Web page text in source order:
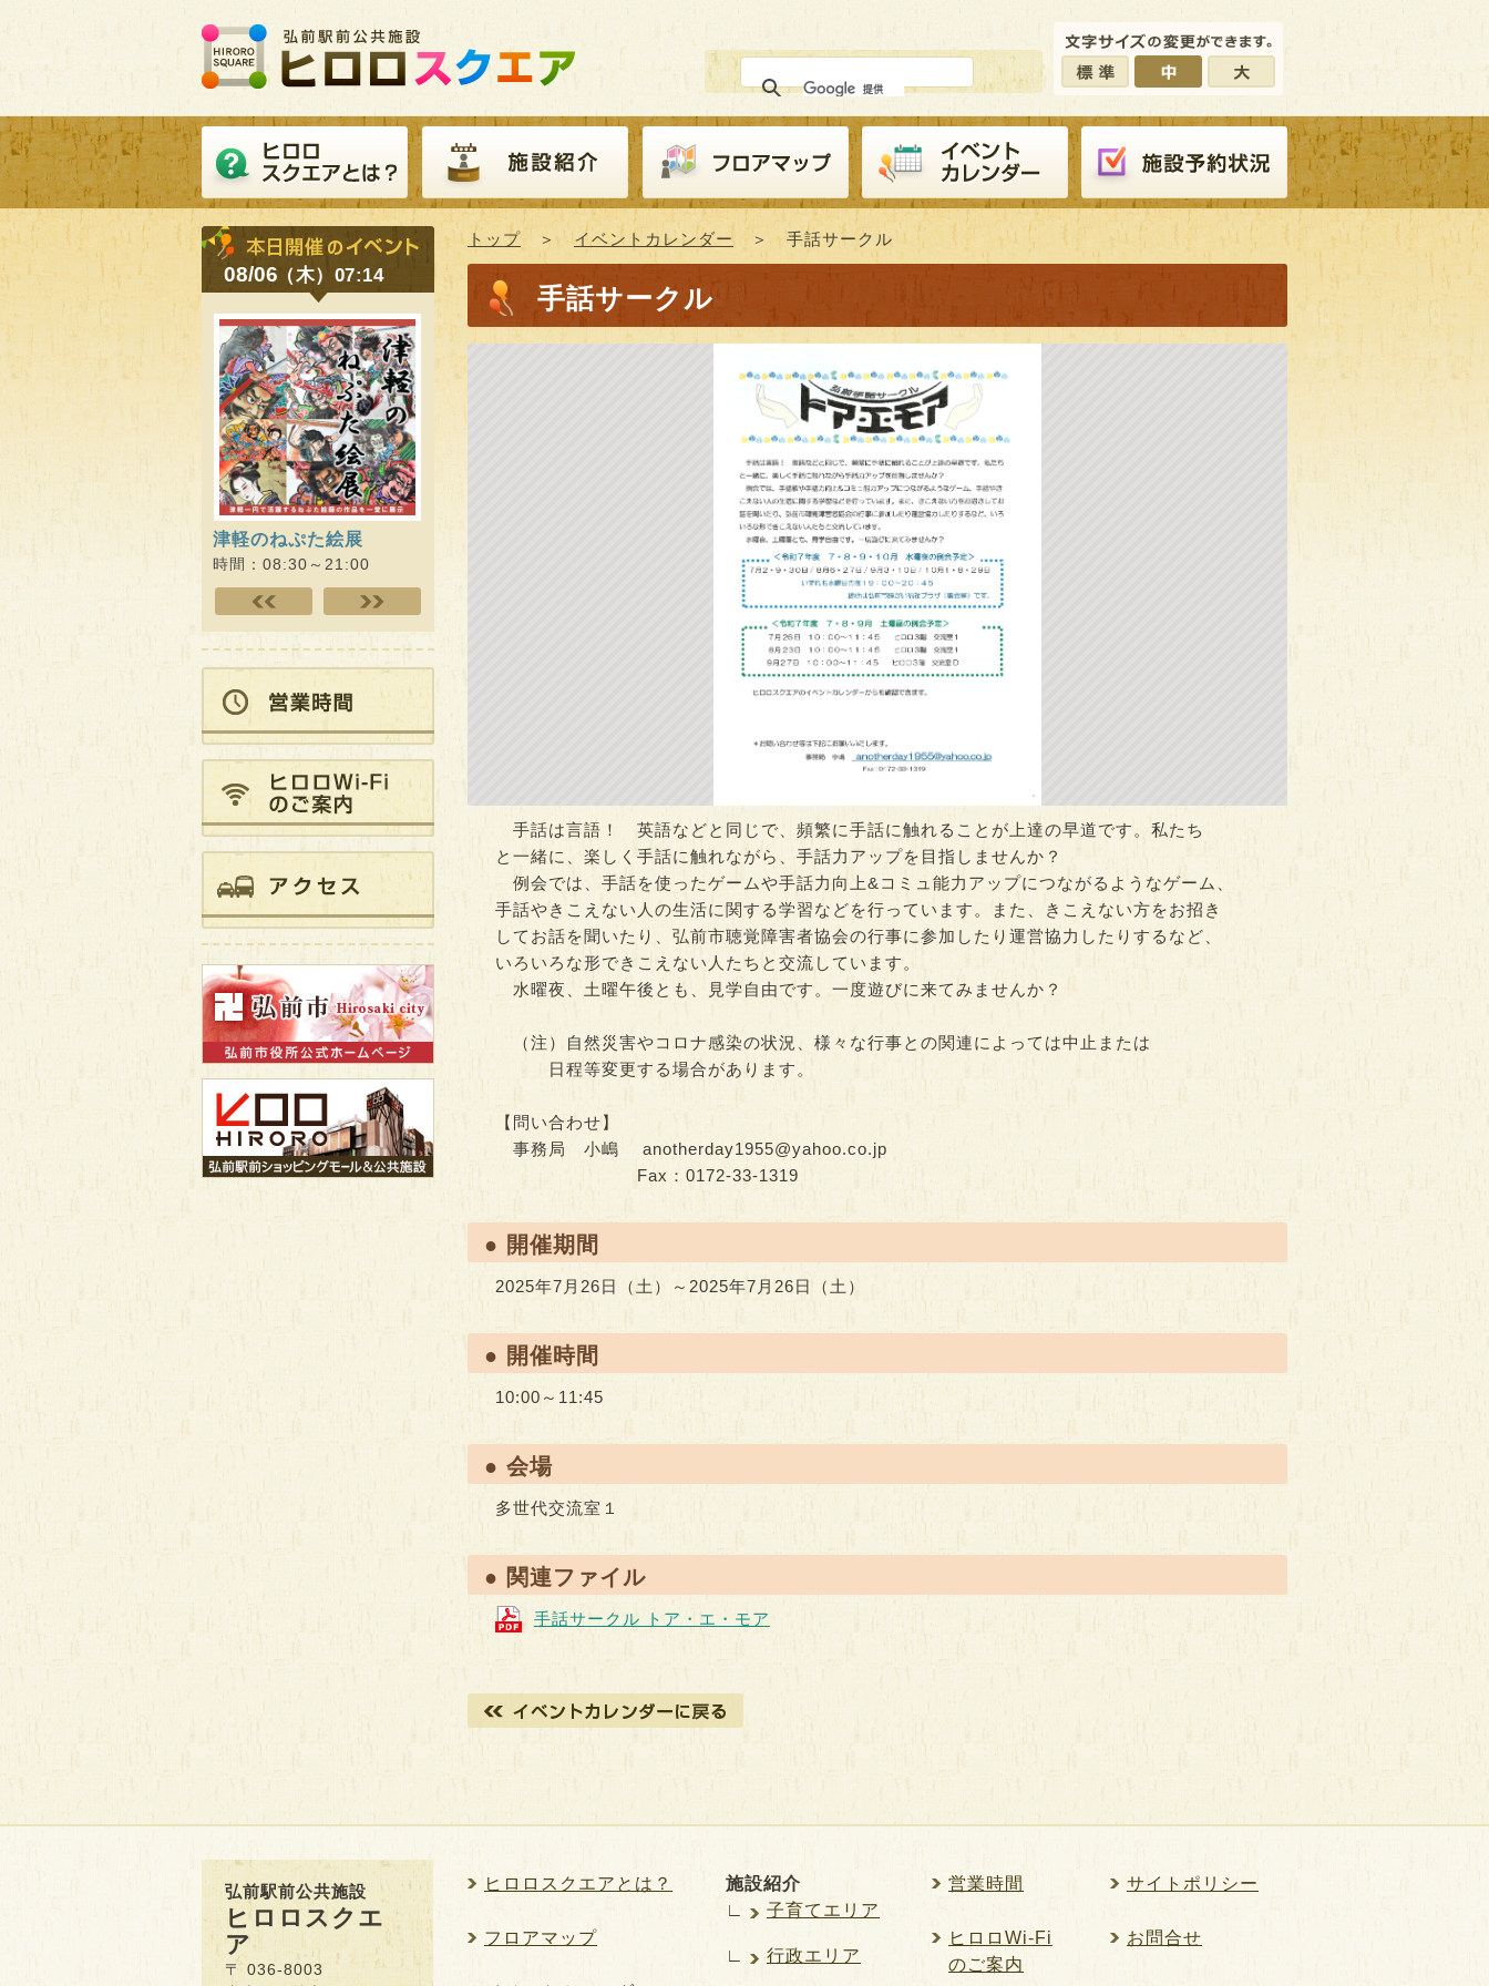
トップ＞ イベントカレンダー ＞ 手話サークル
手話サークル
手話は言語！ 英語などと同じで、頻繁に手話に触れることが上達の早道です。私たち
と一緒に、楽しく手話に触れながら、手話力アップを目指しませんか？
例会では、手話を使ったゲームや手話力向上&コミュ能力アップにつながるようなゲーム、
手話やきこえない人の生活に関する学習などを行っています。また、きこえない方をお招き
してお話を聞いたり、弘前市聴覚障害者協会の行事に参加したり運営協力したりするなど、
いろいろな形できこえない人たちと交流しています。
水曜夜、土曜午後とも、見学自由です。一度遊びに来てみませんか？
（注）自然災害やコロナ感染の状況、様々な行事との関連によっては中止または
日程等変更する場合があります。
【問い合わせ】
事務局 小嶋 anotherday1955@yahoo.co.jp
Fax：0172-33-1319
● 開催期間
2025年7月26日（土）～2025年7月26日（土）
● 開催時間
10:00～11:45
● 会場
多世代交流室１
● 関連ファイル
手話サークル トア・エ・モア
08/06（木）07:14
津軽のねぷた絵展
時間：08:30～21:00
ヒロロde学習
時間：09:00～20:30
ヒロロでQOL健診（随時
開催）
時間：10:00～15:00
弘前駅前公共施設
ヒロロスクエ
ア
〒 036-8003
ヒロロスクエアとは？
フロアマップ
施設紹介
∟
子育てエリア
∟ 行政エリア
営業時間
ヒロロWi-Fi
のご案内
サイトポリシー
お問合せ